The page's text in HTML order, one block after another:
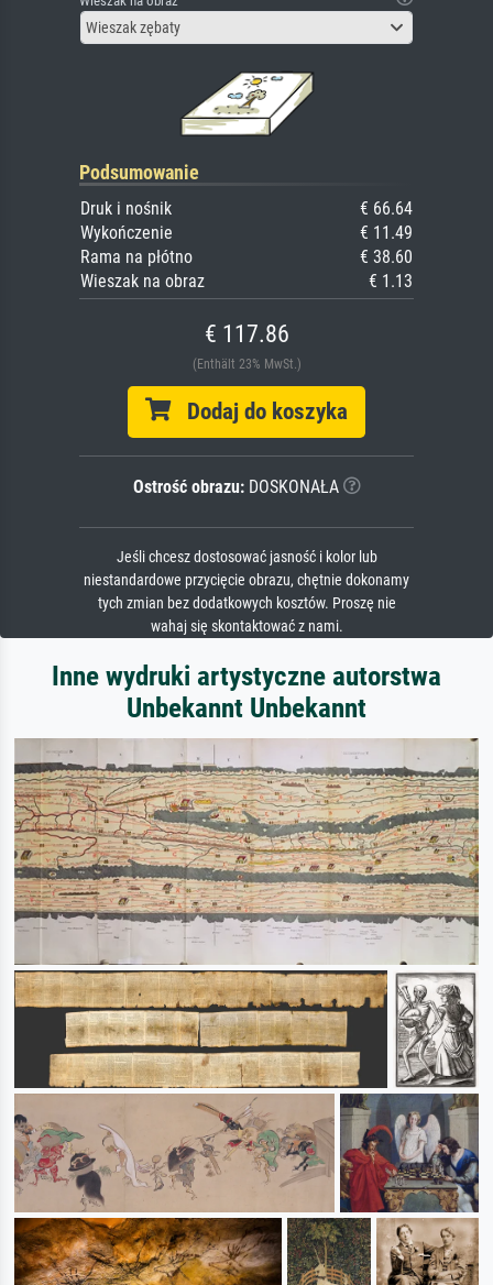
Wieszak zębaty
Podsumowanie
Druk i nośnik
€ 66.64
Wykończenie
€ 11.49
Rama na płótno
€ 38.60
Wieszak na obraz
€ 1.13
€ 117.86
(Enthält 23% MwSt.)
Dodaj do koszyka
Ostrość obrazu:DOSKONAŁA
Jeśli chcesz dostosować jasność i kolor lub
niestandardowe przycięcie obrazu, chętnie dokonamy
tych zmian bez dodatkowych kosztów. Proszę nie
wahaj się skontaktować z nami.
Inne wydruki artystyczne autorstwa
Unbekannt Unbekannt